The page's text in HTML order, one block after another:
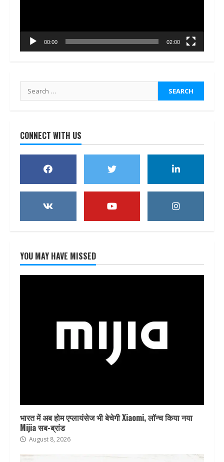
00:00 02:00
Search
for:
CONNECT WITH US
YOU MAY HAVE MISSED
भारत में अब होम एप्लायंसेज भी बेचेगी Xiaomi, लॉन्च किया नया
Mijia सब-ब्रांड
August 8, 2026